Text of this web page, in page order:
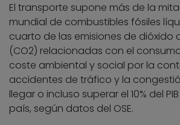
El transporte supone más de la
mundial de combustibles fósiles
cuarto de las emisiones de dióxido
(CO2) relacionadas con el
coste ambiental y social por la
accidentes de tráfico y la
llegar o incluso superar el 10% del
país, según datos del OSE.